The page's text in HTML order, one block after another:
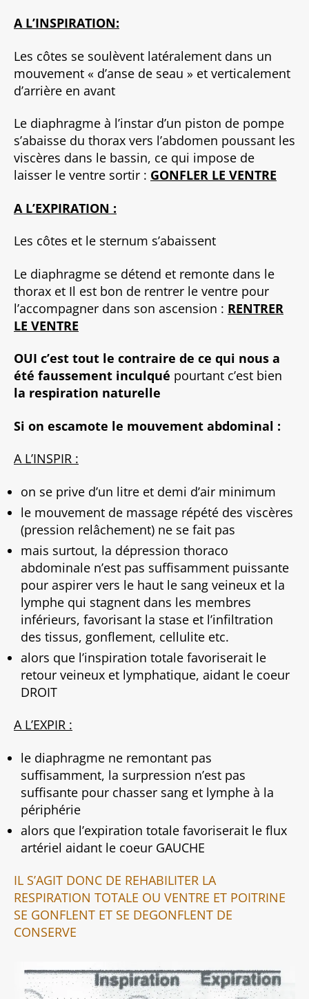
A L’INSPIRATION:
Les côtes se soulèvent latéralement dans un
mouvement « d’anse de seau » et verticalement
d’arrière en avant
Le diaphragme à l’instar d’un piston de pompe
s’abaisse du thorax vers l’abdomen poussant les
viscères dans le bassin, ce qui impose de
laisser le ventre sortir : GONFLER LE VENTRE
A L’EXPIRATION :
Les côtes et le sternum s’abaissent
Le diaphragme se détend et remonte dans le
thorax et Il est bon de rentrer le ventre pour
l’accompagner dans son ascension : RENTRER
LE VENTRE
OUI c’est tout le contraire de ce qui nous a
été faussement inculqué pourtant c’est bien
la respiration naturelle
Si on escamote le mouvement abdominal :
A L’INSPIR :
on se prive d’un litre et demi d’air minimum
le mouvement de massage répété des viscères
(pression relâchement) ne se fait pas
mais surtout, la dépression thoraco
abdominale n’est pas suffisamment puissante
pour aspirer vers le haut le sang veineux et la
lymphe qui stagnent dans les membres
inférieurs, favorisant la stase et l’infiltration
des tissus, gonflement, cellulite etc.
alors que l’inspiration totale favoriserait le
retour veineux et lymphatique, aidant le coeur
DROIT
A L’EXPIR :
le diaphragme ne remontant pas
suffisamment, la surpression n’est pas
suffisante pour chasser sang et lymphe à la
périphérie
alors que l’expiration totale favoriserait le flux
artériel aidant le coeur GAUCHE
IL S’AGIT DONC DE REHABILITER LA
RESPIRATION TOTALE OU VENTRE ET POITRINE
SE GONFLENT ET SE DEGONFLENT DE
CONSERVE